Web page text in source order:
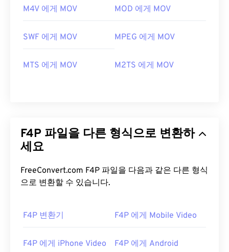
00 00 00 00
00 00 00 00
M4V 에게 MOV MOD 에게 MOV
SWF 에게 MOV MPEG 에게 MOV
MTS 에게 MOV M2TS 에게 MOV
F4P 파일을 다른 형식으로 변환하
세요
FreeConvert.com F4P 파일을 다음과 같은 다른 형식
으로 변환할 수 있습니다.
F4P 변환기 F4P 에게 Mobile Video
F4P 에게 iPhone Video
F4P 에게 Android